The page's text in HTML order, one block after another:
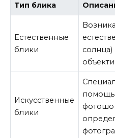
Тип блика
Естественные
блики
Искусственные
блики